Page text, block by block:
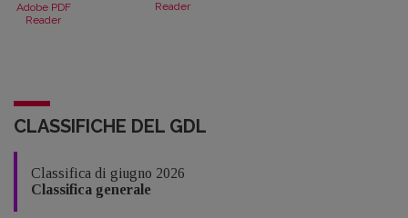
Adobe PDF
Reader
Reader
CLASSIFICHE DEL GDL
Classifica di giugno 2026
Classifica generale